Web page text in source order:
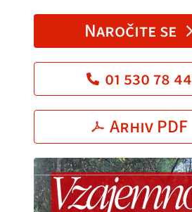
Naročite se
01 530 78 44
Arhiv PDF